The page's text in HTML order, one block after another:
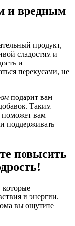
и вредным
продукт,
сладостям и
и
перекусами, не
подарит вам
Таким
поможет вам
поддерживать
повысить
и энергии.
вы ощутите